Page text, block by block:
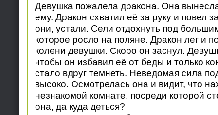
Девушка пожалела дракона. Она
ему. Дракон схватил её за руку и повел
они, устали. Сели отдохнуть под
которое росло на поляне. Дракон лег и
колени девушки. Скоро он заснул.
чтобы он избавил её от беды и только
стало вдруг темнеть. Неведомая сила
высоко. Осмотрелась она и видит, что
незнакомой комнате, посреди которой
она, да куда деться?